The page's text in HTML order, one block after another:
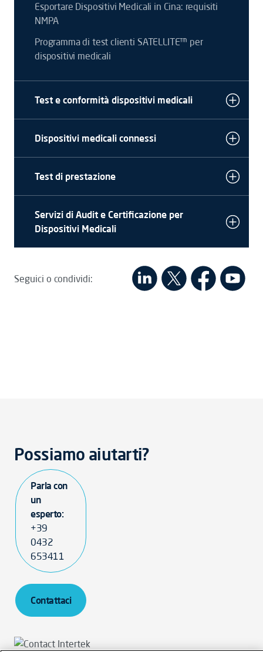
Esportare Dispositivi Medicali in Cina: requisiti
NMPA
Programma di test clienti SATELLITE™ per
dispositivi medicali
Test e conformità dispositivi medicali
Dispositivi medicali connessi
Test di prestazione
Servizi di Audit e Certificazione per
Dispositivi Medicali
Seguici o condividi:
Possiamo aiutarti?
Parla con
un
esperto:
+39
0432
653411
Contattaci